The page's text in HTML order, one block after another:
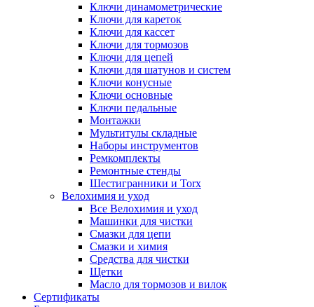
Ключи динамометрические
Ключи для кареток
Ключи для кассет
Ключи для тормозов
Ключи для цепей
Ключи для шатунов и систем
Ключи конусные
Ключи основные
Ключи педальные
Монтажки
Мультитулы складные
Наборы инструментов
Ремкомплекты
Ремонтные стенды
Шестигранники и Torx
Велохимия и уход
Все Велохимия и уход
Машинки для чистки
Смазки для цепи
Смазки и химия
Средства для чистки
Щетки
Масло для тормозов и вилок
Сертификаты